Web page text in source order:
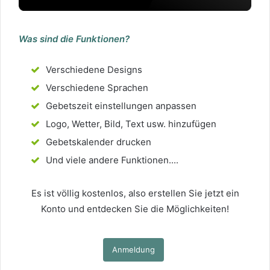
Was sind die Funktionen?
Verschiedene Designs
Verschiedene Sprachen
Gebetszeit einstellungen anpassen
Logo, Wetter, Bild, Text usw. hinzufügen
Gebetskalender drucken
Und viele andere Funktionen....
Es ist völlig kostenlos, also erstellen Sie jetzt ein
Konto und entdecken Sie die Möglichkeiten!
Anmeldung